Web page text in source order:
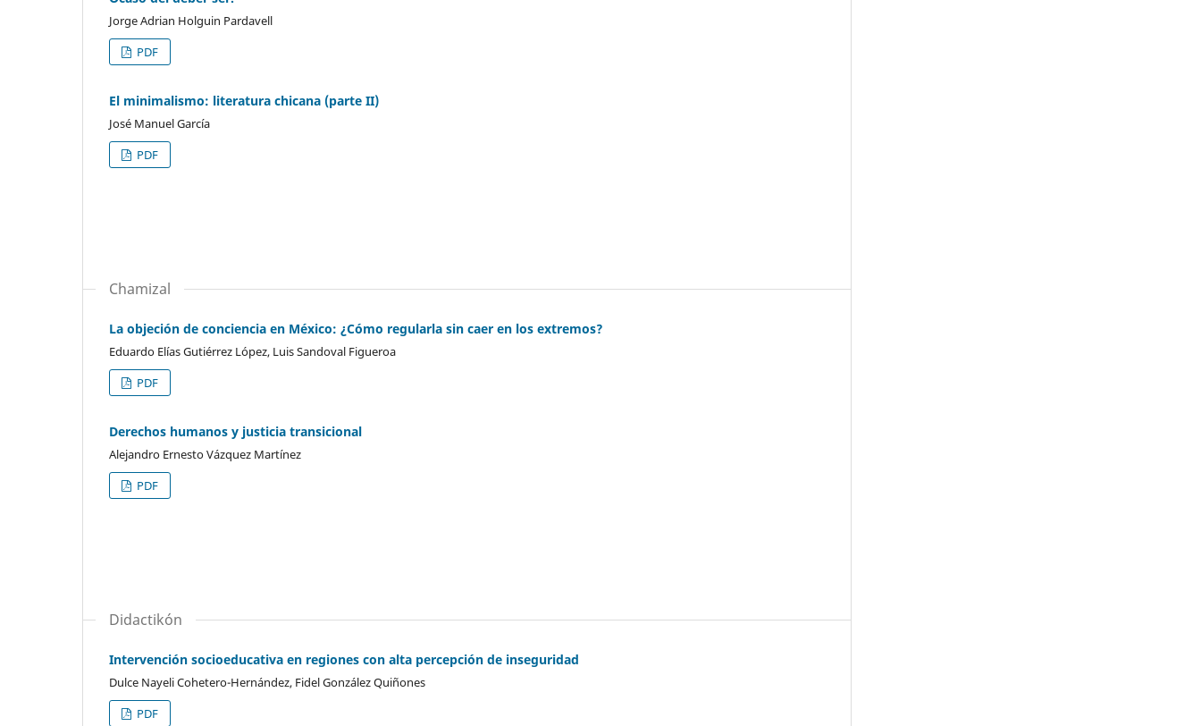
Jorge Adrian Holguin Pardavell
PDF
El minimalismo: literatura chicana (parte II)
José Manuel García
PDF
Chamizal
La objeción de conciencia en México: ¿Cómo regularla sin caer en los extremos?
Eduardo Elías Gutiérrez López, Luis Sandoval Figueroa
PDF
Derechos humanos y justicia transicional
Alejandro Ernesto Vázquez Martínez
PDF
Didactikón
Intervención socioeducativa en regiones con alta percepción de inseguridad
Dulce Nayeli Cohetero-Hernández, Fidel González Quiñones
PDF